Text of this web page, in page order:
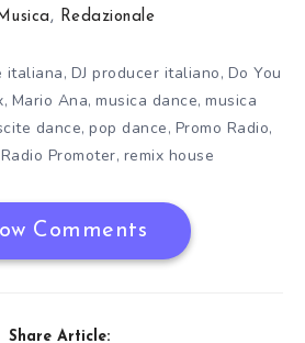
, Redazionale
italiana, DJ producer italiano, Do You
, Mario Ana, musica dance, musica
dance, pop dance, Promo Radio,
Radio Promoter, remix house
Comments
Share Article: